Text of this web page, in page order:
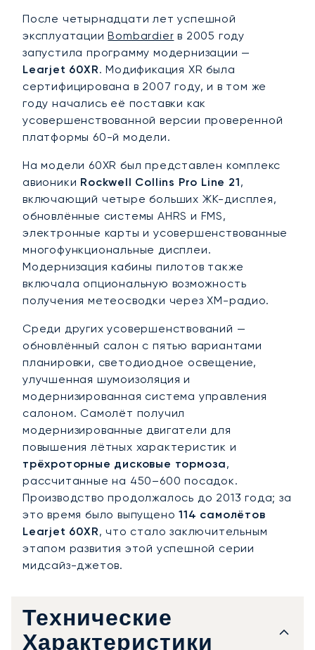
После четырнадцати лет успешной
эксплуатацииBombardier в 2005 году
запустила программу модернизации —
Learjet 60XR. Модификация XR была
сертифицирована в 2007 году, и в том же
году начались её поставки как
усовершенствованной версии проверенной
платформы 60-й модели.
На модели 60XR был представлен комплекс
авионики Rockwell Collins Pro Line 21,
включающий четыре больших ЖК-дисплея,
обновлённые системы AHRS и FMS,
электронные карты и усовершенствованные
многофункциональные дисплеи.
Модернизация кабины пилотов также
включала опциональную возможность
получения метеосводки через XM-радио.
Среди других усовершенствований —
обновлённый салон с пятью вариантами
планировки, светодиодное освещение,
улучшенная шумоизоляция и
модернизированная система управления
салоном. Самолёт получил
модернизированные двигатели для
повышения лётных характеристик и
трёхроторные дисковые тормоза,
рассчитанные на 450–600 посадок.
Производство продолжалось до 2013 года; за
это время было выпущено114 самолётов
Learjet 60XR, что стало заключительным
этапом развития этой успешной серии
мидсайз-джетов.
Технические
Характеристики